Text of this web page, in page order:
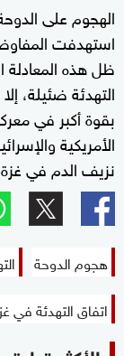
الهجوم على
استهدفت
ظل هذه المعادلة
التهدئة ضئيلة،
بقوة أكبر في
الأمريكية
نزيف الدم في
هجوم الدوحة
اتفاق التهدئة في